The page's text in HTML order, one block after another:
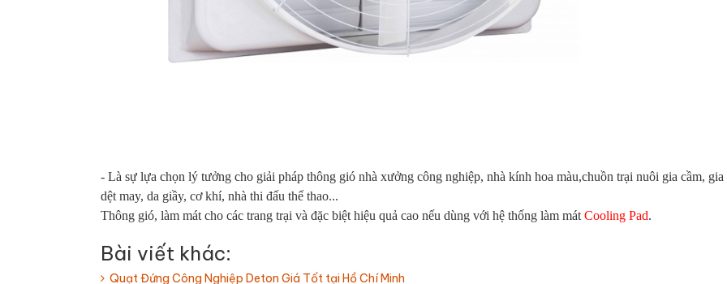
- Là sự lựa chọn lý tưởng cho giải pháp thông gió nhà xưởng công nghiệp, nhà kính hoa màu,chuồn trại nuôi gia cầm, gia
dệt may, da giầy, cơ khí, nhà thi đấu thể thao...
Thông gió, làm mát cho các trang trại và đặc biệt hiệu quả cao nếu dùng với hệ thống làm mát Cooling Pad.
Bài viết khác:
Quạt Đứng Công Nghiệp Deton Giá Tốt tại Hồ Chí Minh